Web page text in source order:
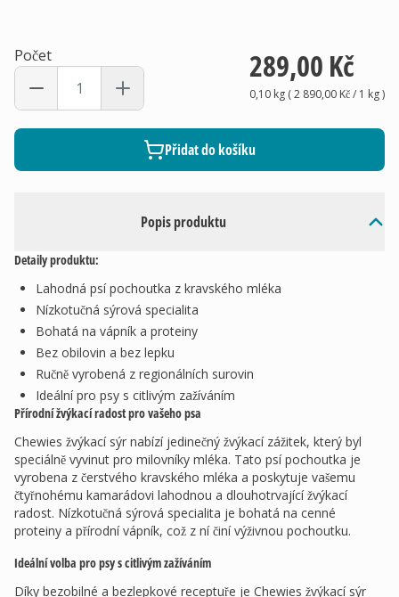
Popis produktu
Detaily produktu:
Lahodná psí pochoutka z kravského mléka
Nízkotučná sýrová specialita
Bohatá na vápník a proteiny
Bez obilovin a bez lepku
Ručně vyrobená z regionálních surovin
Ideální pro psy s citlivým zažíváním
Přírodní žvýkací radost pro vašeho psa
Chewies žvýkací sýr nabízí jedinečný žvýkací zážitek, který byl
speciálně vyvinut pro milovníky mléka. Tato psí pochoutka je
vyrobena z čerstvého kravského mléka a poskytuje vašemu
čtyřnohému kamarádovi lahodnou a dlouhotrvající žvýkací
radost. Nízkotučná sýrová specialita je bohatá na cenné
proteiny a přírodní vápník, což z ní činí výživnou pochoutku.
Ideální volba pro psy s citlivým zažíváním
Díky bezobilné a bezlepkové receptuře je Chewies žvýkací sýr
Počet 289,00 Kč
0,10 kg(2 890,00 Kč/ 1 kg)
Přidat do košíku